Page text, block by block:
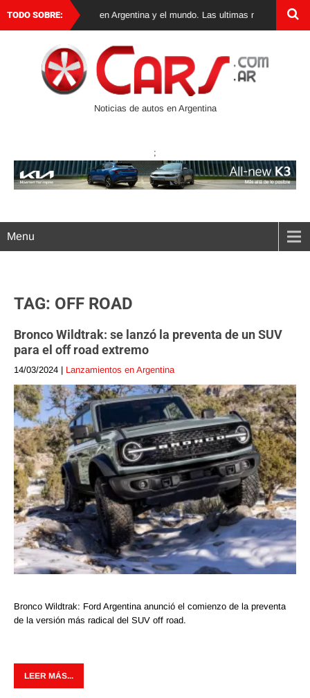
TODO SOBRE:
de autos 0 km en Argentina y el mundo. Las ultimas novedades,
Noticias de autos en Argentina
;
Menu
TAG: OFF ROAD
Bronco Wildtrak: se lanzó la preventa de un SUV
para el off road extremo
14/03/2024 | Lanzamientos en Argentina
Bronco Wildtrak: Ford Argentina anunció el comienzo de la preventa
de la versión más radical del SUV off road.
LEER MÁS...